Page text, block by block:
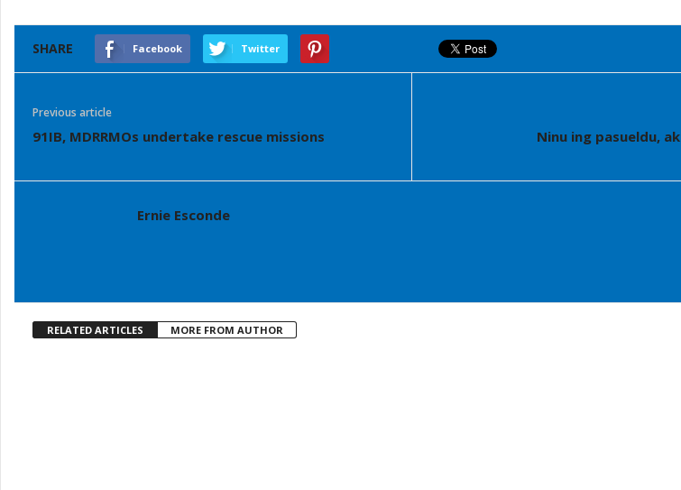
SHARE Facebook Twitter
Previous article
91IB, MDRRMOs undertake rescue missions Ninu ing pasueldu,
Ernie Esconde
RELATED ARTICLES MORE FROM AUTHOR